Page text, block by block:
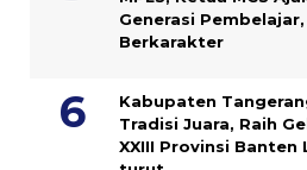
Generasi
Berkarakter
Kabupaten
Tradisi Juara, Raih
XXIII Provinsi